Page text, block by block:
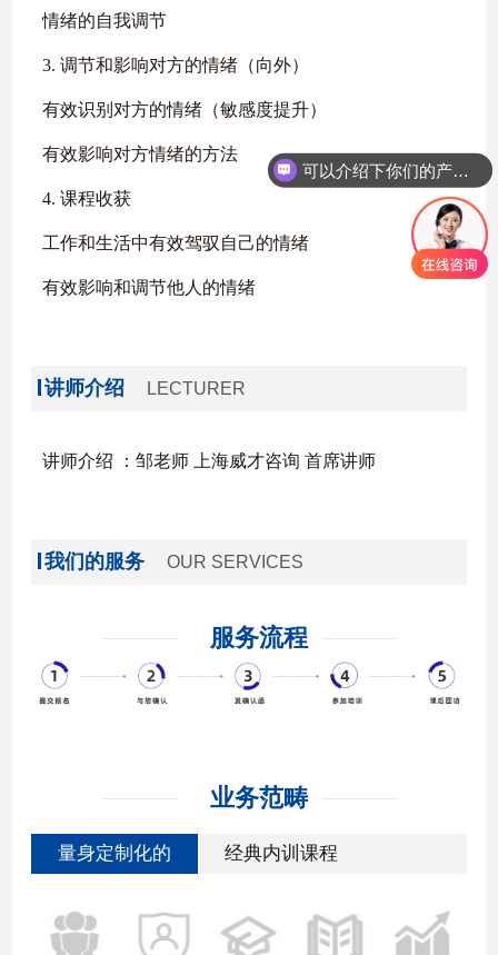
情绪的自我调节
3. 调节和影响对方的情绪（向外）
有效识别对方的情绪（敏感度提升）
有效影响对方情绪的方法
4. 课程收获
工作和生活中有效驾驭自己的情绪
有效影响和调节他人的情绪
讲师介绍 LECTURER
讲师介绍 ：邹老师 上海威才咨询 首席讲师
我们的服务 OUR SERVICES
服务流程
业务范畴
量身定制化的 经典内训课程
你们是怎么收费的呢